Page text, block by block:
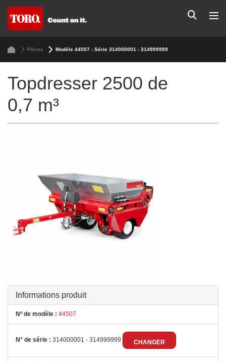
Pièces Modèle 44507 - Série 314000001 - 314999999
Topdresser 2500 de
0,7 m³
Informations produit
Nº de modèle : 44507
N° de série : 314000001 - 314999999 CHANGER